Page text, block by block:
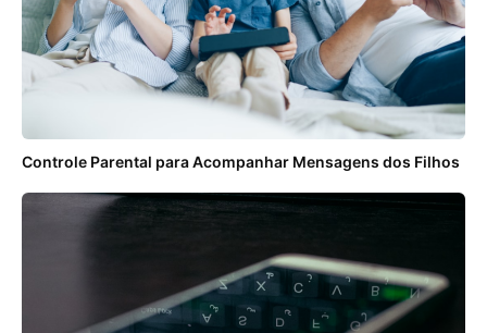
Controle Parental para Acompanhar Mensagens dos Filhos